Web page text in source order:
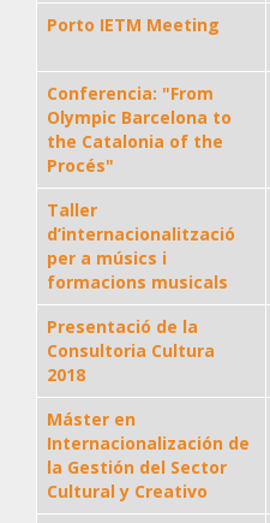
Porto IETM Meeting
Conferencia: "From
Olympic Barcelona to
the Catalonia of the
Procés"
Taller
d’internacionalització
per a músics i
formacions musicals
Presentació de la
Consultoria Cultura
2018
Máster en
Internacionalización de
la Gestión del Sector
Cultural y Creativo